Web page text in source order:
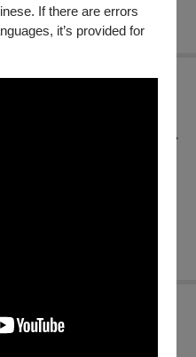
If there are errors
it’s provided for
5折優待，入場時應出示身心
，入場時請出示證件。
享票價定價的8折優惠。
享票價定價的9折優惠。
可享票價訂價的9折優惠。